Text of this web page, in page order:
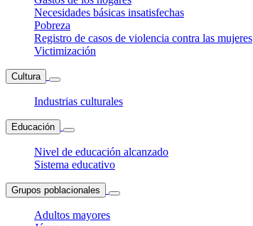
Necesidades básicas insatisfechas
Pobreza
Registro de casos de violencia contra las mujeres
Victimización
Cultura
Industrias culturales
Educación
Nivel de educación alcanzado
Sistema educativo
Grupos poblacionales
Adultos mayores